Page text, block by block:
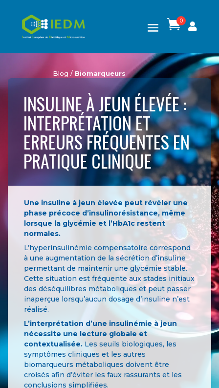
0

Blog / Biomarqueurs
INSULINE À JEUN ÉLEVÉE :
INTERPRÉTATION ET
ERREURS FRÉQUENTES EN
PRATIQUE CLINIQUE
Une insuline à jeun élevée peut révéler une
phase précoce d’insulinorésistance, même
lorsque la glycémie et l’HbA1c restent
normales.
L’hyperinsulinémie compensatoire correspond
à une augmentation de la sécrétion d’insuline
permettant de maintenir une glycémie stable.
Cette situation est fréquente aux stades initiaux
des déséquilibres métaboliques et peut passer
inaperçue lorsqu’aucun dosage d’insuline n’est
réalisé.
L’interprétation d’une insulinémie à jeun
nécessite une lecture globale et
contextualisée. Les seuils biologiques, les
symptômes cliniques et les autres
biomarqueurs métaboliques doivent être
croisés afin d’éviter les faux rassurants et les
conclusions simplifiées.